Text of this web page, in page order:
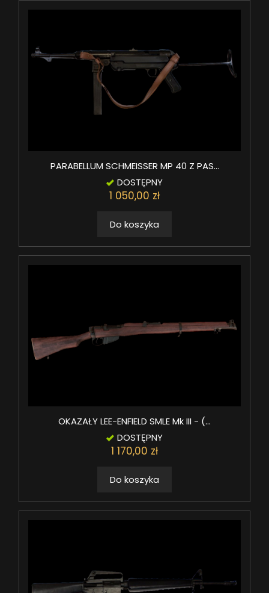
PARABELLUM SCHMEISSER MP 40 Z PAS...
DOSTĘPNY
1 050,00 zł
Do koszyka
OKAZAŁY LEE-ENFIELD SMLE Mk III - (...
DOSTĘPNY
1 170,00 zł
Do koszyka